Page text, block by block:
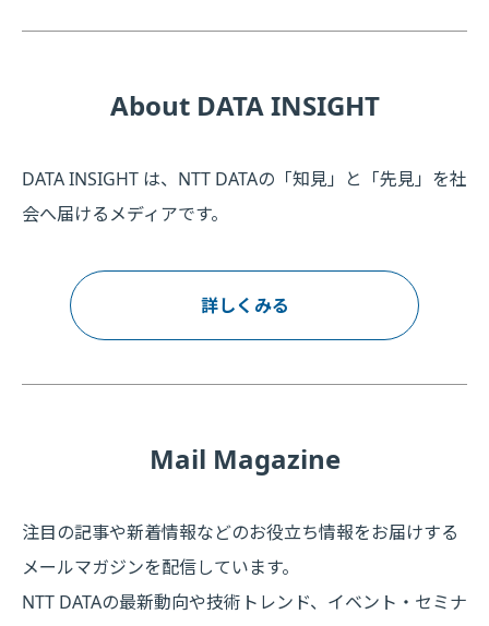
About DATA INSIGHT
DATA INSIGHT は、NTT DATAの「知見」と「先見」を社
会へ届けるメディアです。
詳しくみる
Mail Magazine
注目の記事や新着情報などのお役立ち情報をお届けする
メールマガジンを配信しています。
NTT DATAの最新動向や技術トレンド、イベント・セミナ